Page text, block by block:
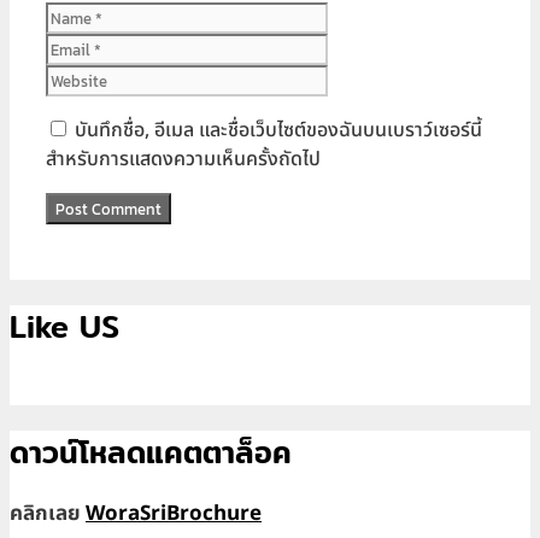
Name
บันทึกชื่อ, อีเมล และชื่อเว็บไซต์ของฉันบนเบราว์เซอร์นี้
สำหรับการแสดงความเห็นครั้งถัดไป
Like US
ดาวน์โหลดแคตตาล็อค
คลิกเลยWoraSriBrochure